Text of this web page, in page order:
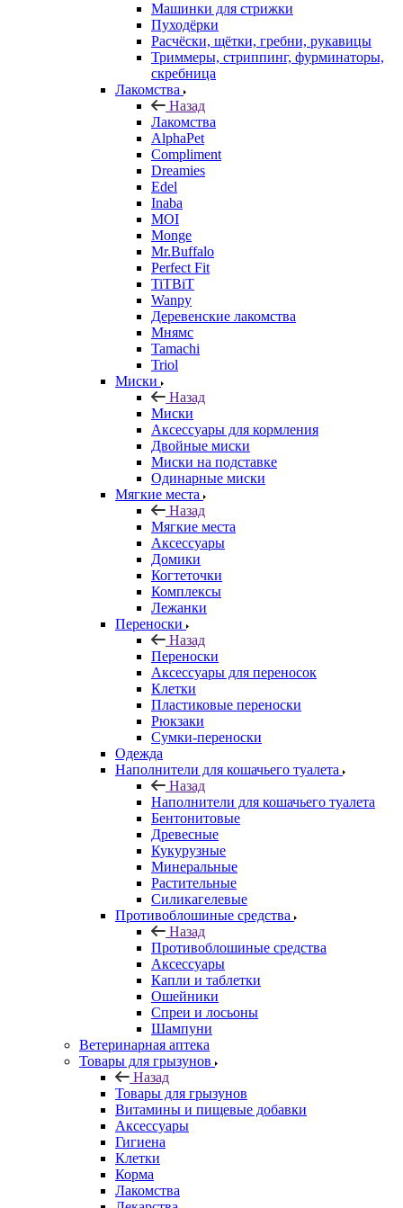
Машинки для стрижки
Пуходёрки
Расчёски, щётки, гребни, рукавицы
Триммеры, стриппинг, фурминаторы,
скребница
Лакомства
Назад
Лакомства
AlphaPet
Compliment
Dreamies
Edel
Inaba
MOI
Monge
Mr.Buffalo
Perfect Fit
TiTBiT
Wanpy
Деревенские лакомства
Мнямс
Tamachi
Triol
Миски
Назад
Миски
Аксессуары для кормления
Двойные миски
Миски на подставке
Одинарные миски
Мягкие места
Назад
Мягкие места
Аксессуары
Домики
Когтеточки
Комплексы
Лежанки
Переноски
Назад
Переноски
Аксессуары для переносок
Клетки
Пластиковые переноски
Рюкзаки
Сумки-переноски
Одежда
Наполнители для кошачьего туалета
Назад
Наполнители для кошачьего туалета
Бентонитовые
Древесные
Кукурузные
Минеральные
Растительные
Силикагелевые
Противоблошиные средства
Назад
Противоблошиные средства
Аксессуары
Капли и таблетки
Ошейники
Спреи и лосьоны
Шампуни
Ветеринарная аптека
Товары для грызунов
Назад
Товары для грызунов
Витамины и пищевые добавки
Аксессуары
Гигиена
Клетки
Корма
Лакомства